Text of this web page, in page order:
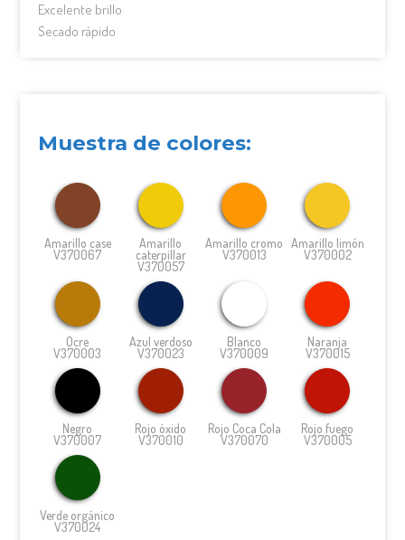
Excelente brillo
Secado rápido
Muestra de colores:
Amarillo case
V370067
Amarillo
caterpillar
V370057
Amarillo cromo
V370013
Amarillo limón
V370002
Ocre
V370003
Azul verdoso
V370023
Blanco
V370009
Naranja
V370015
Negro
V370007
Rojo óxido
V370010
Rojo Coca Cola
V370070
Rojo fuego
V370005
Verde orgánico
V370024